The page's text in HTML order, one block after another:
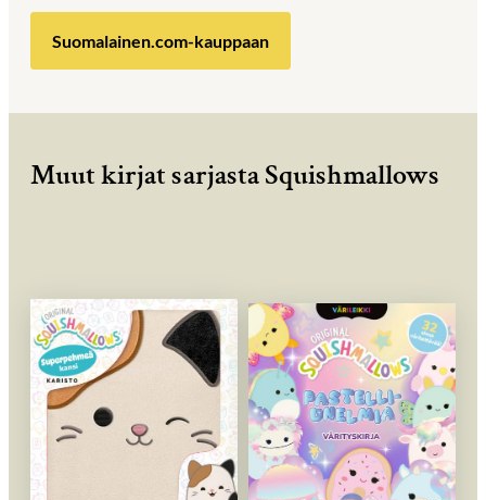
Suomalainen.com-kauppaan
Muut kirjat sarjasta Squishmallows